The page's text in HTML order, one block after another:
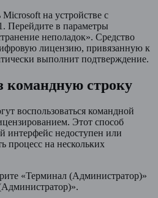
на устройстве с
Перейдите в параметры
неполадок». Средство
лицензию, привязанную к
выполнит подтверждение.
командную строку
воспользоваться командной
Этот способ
интерфейс недоступен или
процесс на нескольких
«Терминал (Администратор)»